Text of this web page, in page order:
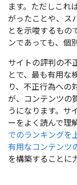
ます。ただしこれ
がったことや、ス
とを示唆するもの
ンであっても、個
サイトの評判の不
とで、最も有用な
り、不正行為への
が、コンテンツの
うになります。サ
ーをよく読んで理
でのランキングを
有用なコンテンツ
を構築することに